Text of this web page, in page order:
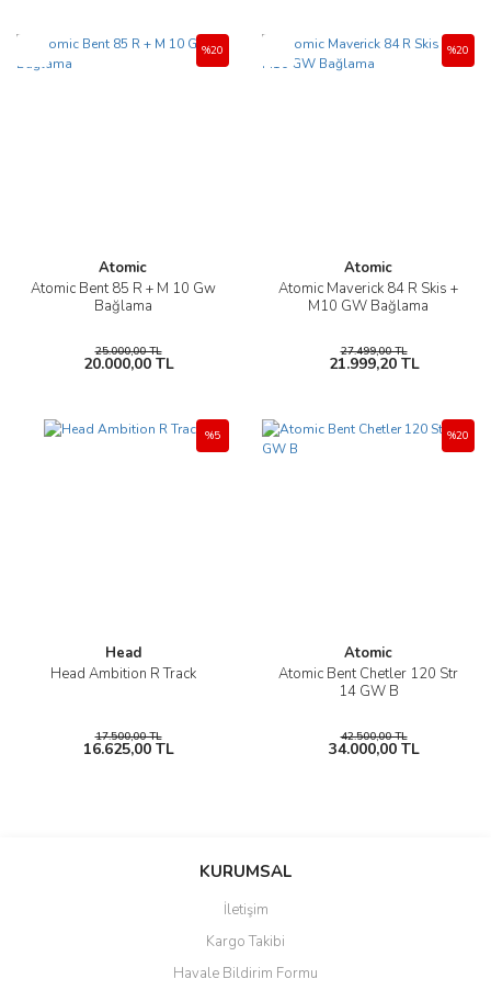
Atomic
Atomic Bent 85 R + M 10 Gw
Bağlama
%20
25.000,00 TL
20.000,00 TL
Atomic
Atomic Maverick 84 R Skis +
M10 GW Bağlama
%20
27.499,00 TL
21.999,20 TL
Head
Head Ambition R Track
%5
17.500,00 TL
16.625,00 TL
Atomic
Atomic Bent Chetler 120 Str
14 GW B
%20
42.500,00 TL
34.000,00 TL
KURUMSAL
İletişim
Kargo Takibi
Havale Bildirim Formu